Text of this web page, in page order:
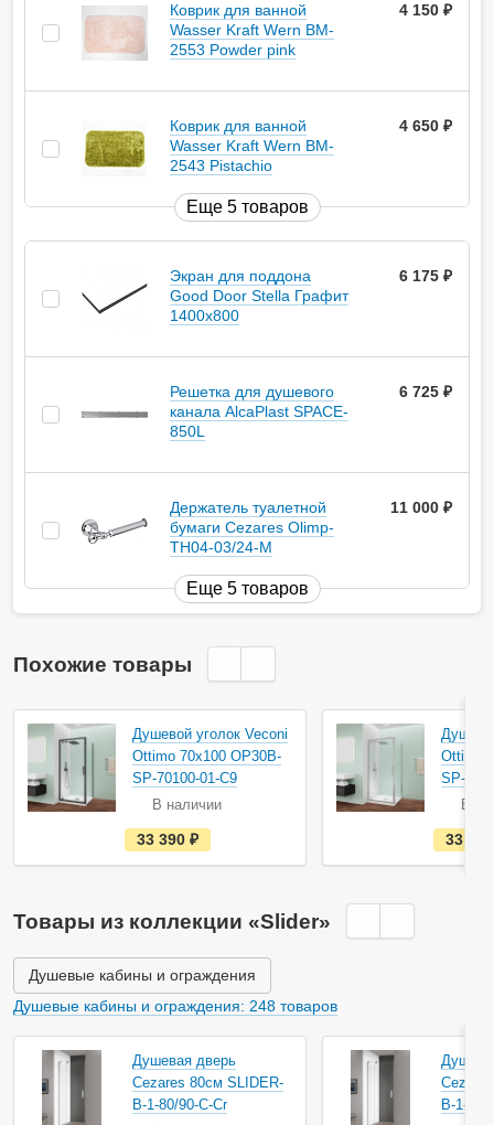
Коврик для ванной
Wasser Kraft Wern BM-
2553 Powder pink
4 150
Коврик для ванной
Wasser Kraft Wern BM-
2543 Pistachio
4 650
Еще 5 товаров
Экран для поддона
Good Door Stella Графит
1400x800
6 175
Решетка для душевого
канала AlcaPlast SPACE-
850L
6 725
Держатель туалетной
бумаги Cezares Olimp-
TH04-03/24-M
11 000
Еще 5 товаров
Похожие товары
Душевой уголок Veconi
Ottimo 70х100 OP30B-
SP-70100-01-C9
В наличии
е
с
т
а
и
ч
и
и
33 390
Ottimo
SP-
В
33
Товары из коллекции «Slider»
Душевые кабины и ограждения
Душевые кабины и ограждения: 248 товаров
Душевая дверь
Cezares 80см SLIDER-
B-1-80/90-C-Cr
B-1-90/